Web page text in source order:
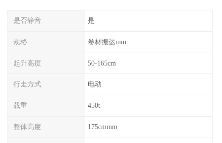
是否静音 是
规格 卷材搬运mm
起升高度 50-165cm
行走方式 电动
载重 450t
整体高度 175cmmm